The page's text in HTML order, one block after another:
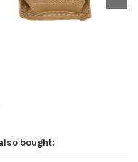
bought: